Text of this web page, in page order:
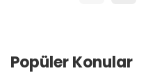
Popüler Konular